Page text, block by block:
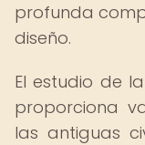
profunda
diseño.
El estudio de
proporciona
las antiguas